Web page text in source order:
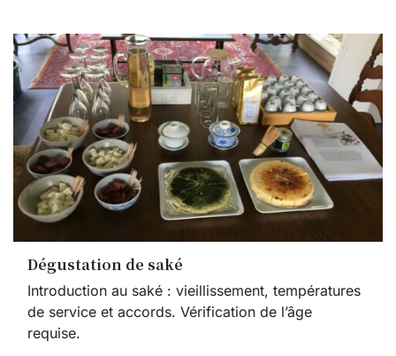
Dégustation de saké
Introduction au saké : vieillissement, températures
de service et accords. Vérification de l’âge
requise.